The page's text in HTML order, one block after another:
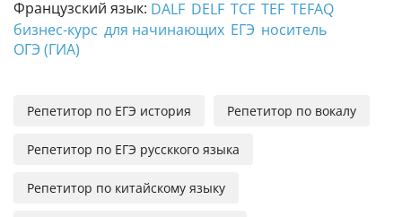
Французский язык: DALF DELF TCF TEF TEFAQ
бизнес-курс для начинающих ЕГЭ носитель
ОГЭ (ГИА)
Репетитор по ЕГЭ история Репетитор по вокалу
Репетитор по ЕГЭ руссккого языка
Репетитор по китайскому языку